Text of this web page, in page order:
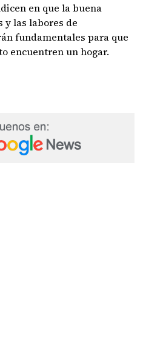
en que la buena
y las labores de
fundamentales para que
encuentren un hogar.